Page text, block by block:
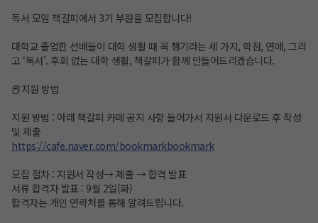
독서 모임 책갈피에서 3기 부원을 모집합니다!
대학교 졸업한 선배들이 대학 생활 때 꼭 챙기라는 세 가지, 학점, 연애, 그리
고 ‘독서’. 후회 없는 대학 생활, 책갈피가 함께 만들어드리겠습니다.
📕지원 방법
지원 방법 : 아래 책갈피 카페 공지 사항 들어가서 지원서 다운로드 후 작성
및 제출
https://cafe.naver.com/bookmarkbookmark
모집 절차 : 지원서 작성→ 제출 → 합격 발표
서류 합격자 발표 : 9월 2일(화)
합격자는 개인 연락처를 통해 알려드립니다.